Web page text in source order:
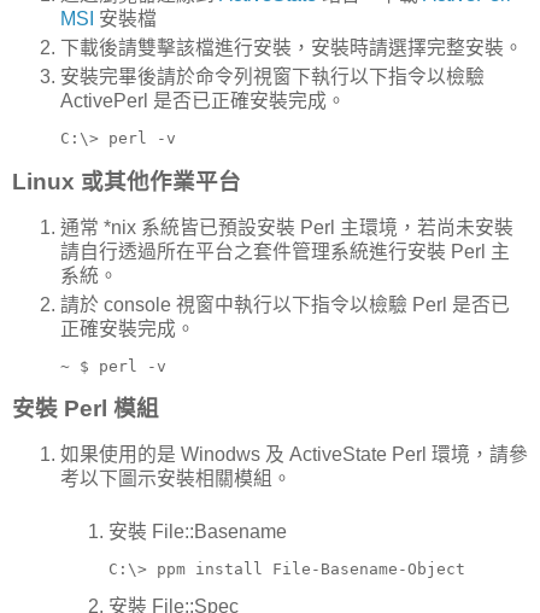
MSI 安裝檔
下載後請雙擊該檔進行安裝，安裝時請選擇完整安裝。
安裝完畢後請於命令列視窗下執行以下指令以檢驗
ActivePerl 是否已正確安裝完成。
C:\> perl -v
Linux 或其他作業平台
通常 *nix 系統皆已預設安裝 Perl 主環境，若尚未安裝
請自行透過所在平台之套件管理系統進行安裝 Perl 主
系統。
請於 console 視窗中執行以下指令以檢驗 Perl 是否已
正確安裝完成。
~ $ perl -v
安裝 Perl 模組
如果使用的是 Winodws 及 ActiveState Perl 環境，請參
考以下圖示安裝相關模組。
安裝 File::Basename
C:\> ppm install File-Basename-Object
安裝 File::Spec